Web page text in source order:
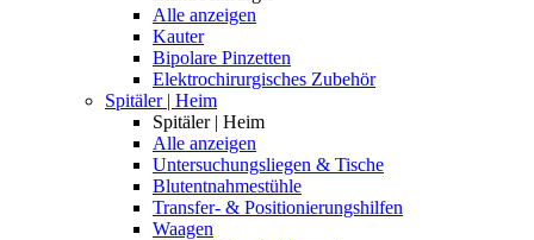
Alle anzeigen
Kauter
Bipolare Pinzetten
Elektrochirurgisches Zubehör
Spitäler | Heim
Spitäler | Heim
Alle anzeigen
Untersuchungsliegen & Tische
Blutentnahmestühle
Transfer- & Positionierungshilfen
Waagen